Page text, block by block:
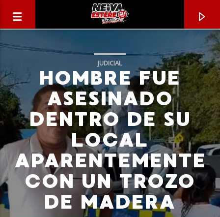
CANCIÓN ACTUAL
TÍTULO
JUDICIAL
HOMBRE FUE
ASESINADO
DENTRO DE SU
LOCAL
APARENTEMENTE
CON UN TROZO
DE MADERA